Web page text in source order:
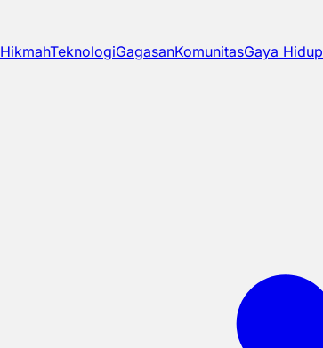
HikmahTeknologiGagasanKomunitasGaya Hidup